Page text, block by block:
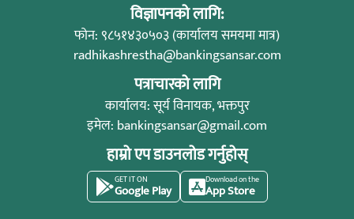
विज्ञापनको लागि:
फोन: ९८५१४३०५०३ (कार्यालय समयमा मात्र)
radhikashrestha@bankingsansar.com
पत्राचारको लागि
कार्यालय: सूर्य विनायक, भक्तपुर
इमेल: bankingsansar@gmail.com
हाम्रो एप डाउनलोड गर्नुहोस्
GET IT ON
Google Play
Download on the
App Store